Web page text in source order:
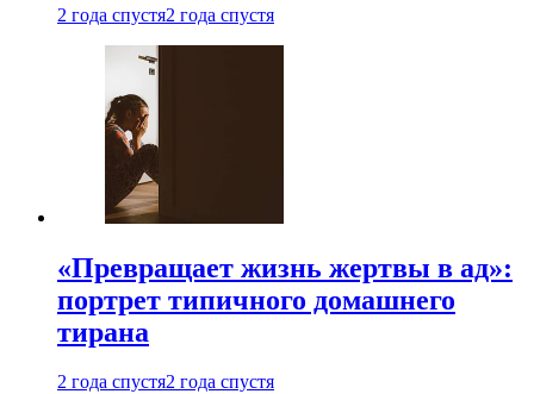
2 года спустя2 года спустя
«Превращает жизнь жертвы в ад»:
портрет типичного домашнего
тирана
2 года спустя2 года спустя